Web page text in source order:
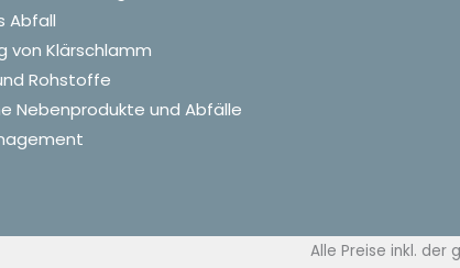
Abfall
von Klärschlamm
Rohstoffe
Nebenprodukte und Abfälle
Alle Preise inkl. der